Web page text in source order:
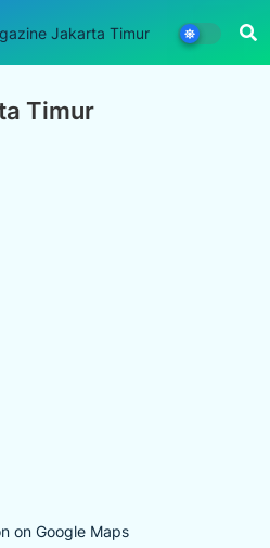
Timur
on Google Maps